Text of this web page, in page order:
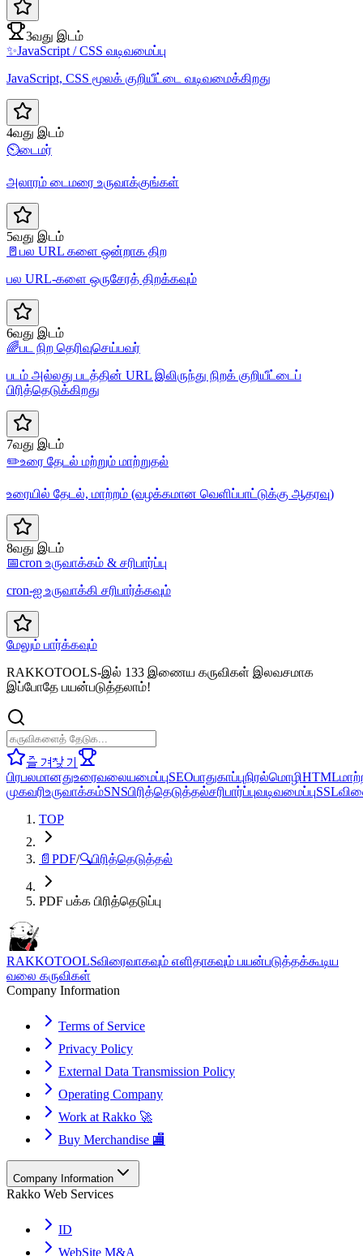
3வது இடம்
✨JavaScript / CSS வடிவமைப்பு
JavaScript, CSS மூலக் குறியீட்டை வடிவமைக்கிறது
4வது இடம்
⏲️டைமர்
அலாரம் டைமரை உருவாக்குங்கள்
5வது இடம்
🚪 பல URL களை ஒன்றாக திற
பல URL-களை ஒருசேரத் திறக்கவும்
6வது இடம்
🌈பட நிற தெரிவுசெய்பவர்
படம் அல்லது படத்தின் URL இலிருந்து நிறக் குறியீட்டைப்
பிரித்தெடுக்கிறது
7வது இடம்
✏️உரை தேடல் மற்றும் மாற்றுதல்
உரையில் தேடல், மாற்றம் (வழக்கமான வெளிப்பாட்டுக்கு ஆதரவு)
8வது இடம்
📅cron உருவாக்கம் & சரிபார்ப்பு
cron-ஐ உருவாக்கி சரிபார்க்கவும்
மேலும் பார்க்கவும்
RAKKOTOOLS-இல் 133 இணைய கருவிகள் இலவசமாக
இப்போதே பயன்படுத்தலாம்!
즐겨찾기
பிரபலமானதுஉரைவலையமைப்புSEOபாதுகாப்புநிரல்மொழிHTML
முகவரிஉருவாக்கம்SNSபிரித்தெடுத்தல்சரிபார்ப்புவடிவமைப்புSSL
TOP
📄 PDF/🔍பிரித்தெடுத்தல்
PDF பக்க பிரித்தெடுப்பு
RAKKOTOOLSவிரைவாகவும் எளிதாகவும் பயன்படுத்தக்கூடிய
வலை கருவிகள்
Company Information
Terms of Service
Privacy Policy
External Data Transmission Policy
Operating Company
Work at Rakko 🚀
Buy Merchandise 🏬
Company Information
Rakko Web Services
ID
WebSite M&A